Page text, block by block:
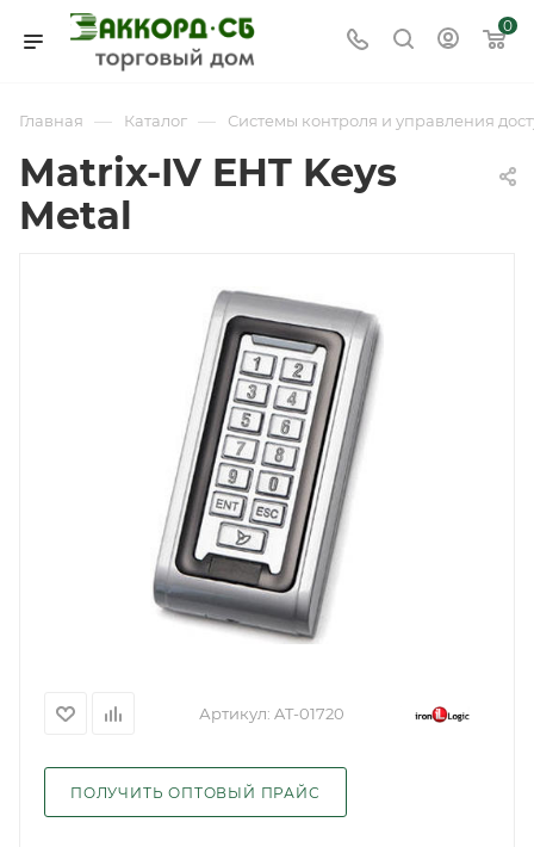
0
Главная — Каталог — Системы контроля и управления
Matrix-IV EHT Keys
Metal
Артикул: AT-01720
ПОЛУЧИТЬ ОПТОВЫЙ ПРАЙС